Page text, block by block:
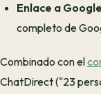
Enlace a
completo de
Combinado con el
ChatDirect ("23